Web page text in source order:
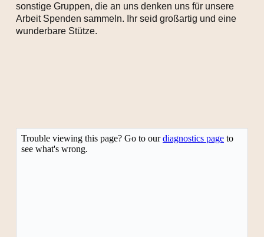
sonstige Gruppen, die an uns denken uns für unsere
Arbeit Spenden sammeln. Ihr seid großartig und eine
wunderbare Stütze.